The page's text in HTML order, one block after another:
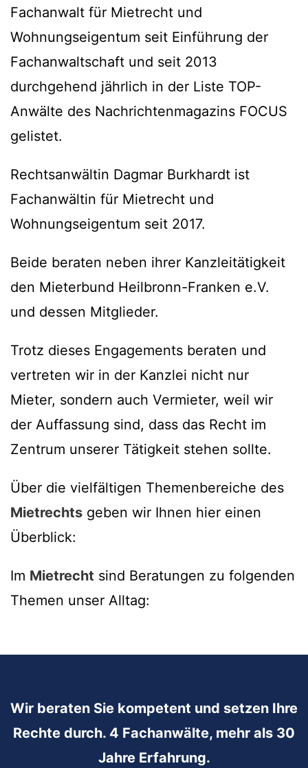
Fachanwalt für Mietrecht und
Wohnungseigentum seit Einführung der
Fachanwaltschaft und seit 2013
durchgehend jährlich in der Liste TOP-
Anwälte des Nachrichtenmagazins FOCUS
gelistet.
Rechtsanwältin Dagmar Burkhardt ist
Fachanwältin für Mietrecht und
Wohnungseigentum seit 2017.
Beide beraten neben ihrer Kanzleitätigkeit
den Mieterbund Heilbronn-Franken e.V.
und dessen Mitglieder.
Trotz dieses Engagements beraten und
vertreten wir in der Kanzlei nicht nur
Mieter, sondern auch Vermieter, weil wir
der Auffassung sind, dass das Recht im
Zentrum unserer Tätigkeit stehen sollte.
Über die vielfältigen Themenbereiche des
Mietrechts geben wir Ihnen hier einen
Überblick:
Im Mietrecht sind Beratungen zu folgenden
Themen unser Alltag:
Wir beraten Sie kompetent und setzen Ihre
Rechte durch. 4 Fachanwälte, mehr als 30
Jahre Erfahrung.